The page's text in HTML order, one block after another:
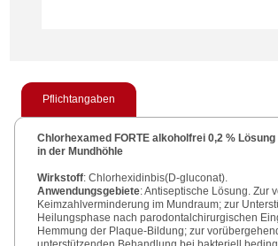
Pflichtangaben
Chlorhexamed FORTE alkoholfrei 0,2 %
in der Mundhöhle
Wirkstoff: Chlorhexidinbis(D-gluconat).
Anwendungsgebiete: Antiseptische Lösung. Zur
Keimzahlverminderung im Mundraum; zur
Heilungsphase nach parodontalchirurgischen
Hemmung der Plaque-Bildung; zur